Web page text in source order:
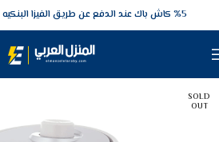
5‎% كاش باك عند الدفع عن طريق الفيزا البنكيه
SOLD
OUT